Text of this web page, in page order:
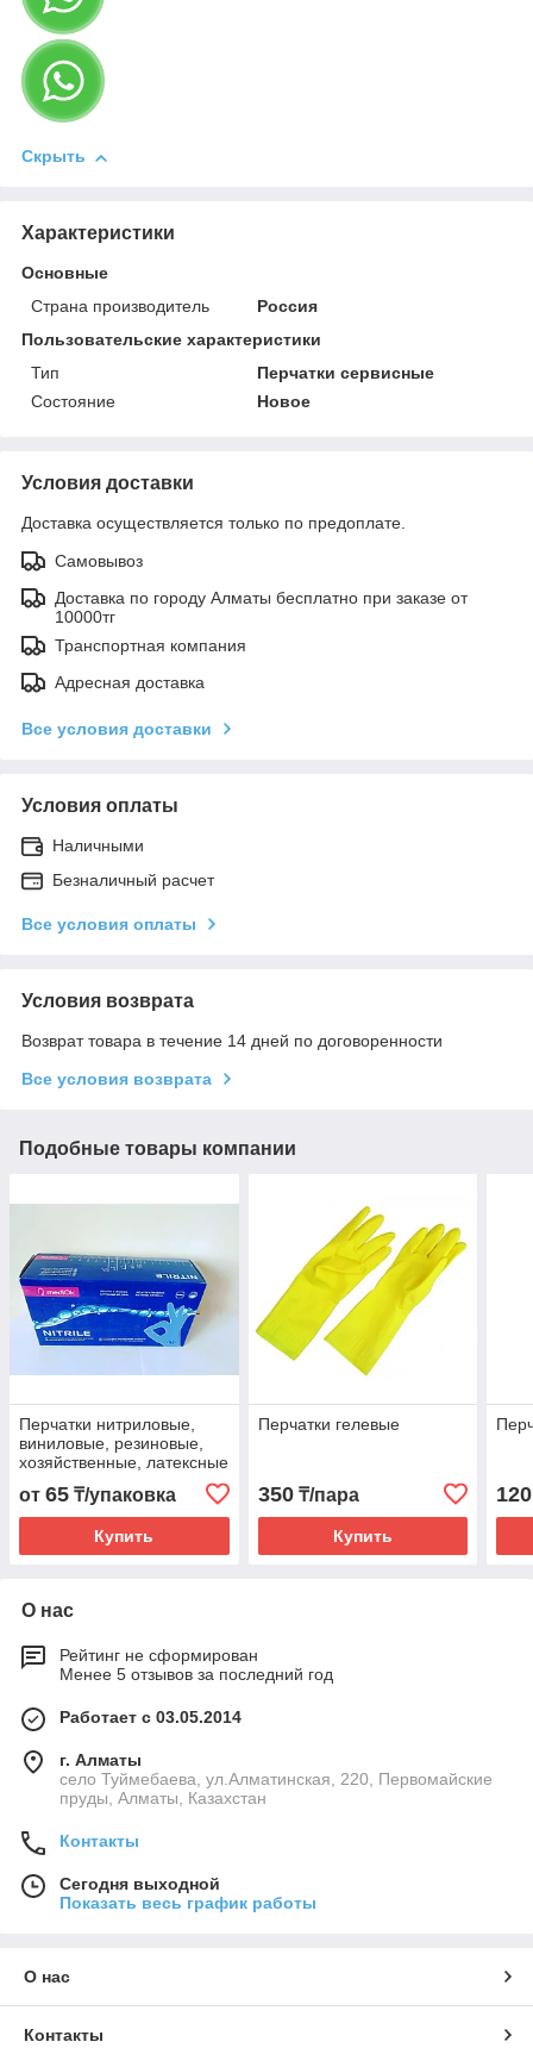
Скрыть
Характеристики
Основные
Страна производитель
Россия
Пользовательские характеристики
Тип
Перчатки сервисные
Состояние
Новое
Условия доставки
Доставка осуществляется только по предоплате.
Самовывоз
Доставка по городу Алматы бесплатно при заказе от
10000тг
Транспортная компания
Адресная доставка
Все условия доставки
Условия оплаты
Наличными
Безналичный расчет
Все условия оплаты
Условия возврата
Возврат товара в течение 14 дней по договоренности
Все условия возврата
Подобные товары компании
Перчатки нитриловые,
виниловые, резиновые,
хозяйственные, латексные
от 65 ₸/упаковка
Купить
Перчатки гелевые
350₸/пара
Купить
120
О нас
Рейтинг не сформирован
Менее 5 отзывов за последний год
Работает с 03.05.2014
г. Алматы
село Туймебаева, ул.Алматинская, 220, Первомайские
пруды, Алматы, Казахстан
Контакты
Сегодня выходной
Показать весь график работы
О нас
Контакты